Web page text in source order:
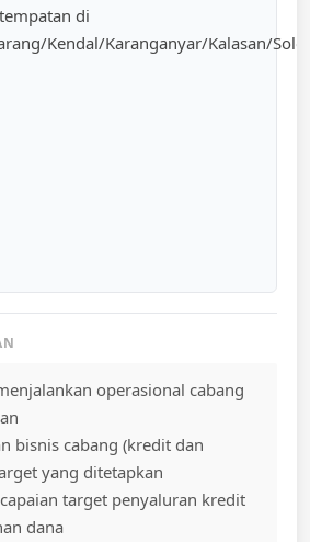
di
Kendal/Karanganyar/Kalasan/
operasional cabang
bisnis cabang (kredit dan
yang ditetapkan
target penyaluran kredit
dana